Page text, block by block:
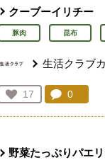
クーブーイリチー
豚肉 昆布
生活クラブ
お気に入り登録：
17
人が登録
コメント
0
野菜たっぷりパエ